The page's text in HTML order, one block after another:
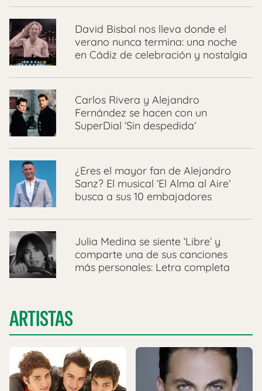
David Bisbal nos lleva donde el
verano nunca termina: una noche
en Cádiz de celebración y nostalgia
Carlos Rivera y Alejandro
Fernández se hacen con un
SuperDial ‘Sin despedida’
¿Eres el mayor fan de Alejandro
Sanz? El musical ‘El Alma al Aire’
busca a sus 10 embajadores
Julia Medina se siente ‘Libre’ y
comparte una de sus canciones
más personales: Letra completa
ARTISTAS